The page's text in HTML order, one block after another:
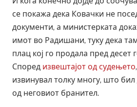
се покажа дека Ковачки не
документи, а министерката
имот во Радишани, туку дека
плац кој го продала пред десет
Според извештајот од судењето
извинувал толку многу, што
од неговиот бранител.